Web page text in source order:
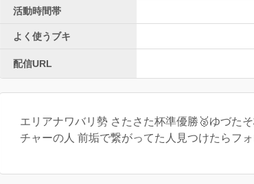
活動時間帯
よく使うブキ
配信URL
エリアナワバリ勢 さたさた杯準優勝🥈ゆづた
チャーの人 前垢で繋がってた人見つけたらフ